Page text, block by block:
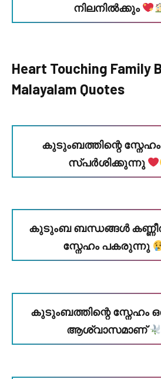
നിലനിൽക്കും
Heart Touching Family
Malayalam Quotes
കുടുംബത്തിന്റെ
സ്പർശിക്കുന്നു
കുടുംബ ബന്ധങ്ങൾ
സ്നേഹം പകരുന്നു
കുടുംബത്തിന്റെ സ്നേഹം
ആശ്വാസമാണ്